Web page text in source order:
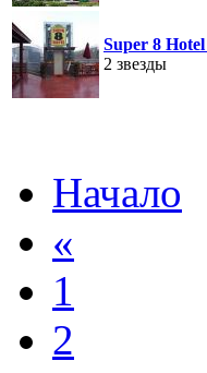
Super 8
2 звезды
Начало
«
1
2